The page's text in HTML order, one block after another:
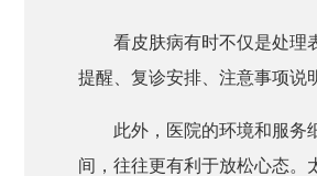
看皮肤病有时不仅是处理
提醒、复诊安排、注意事项说
此外，医院的环境和服务
间，往往更有利于放松心态。